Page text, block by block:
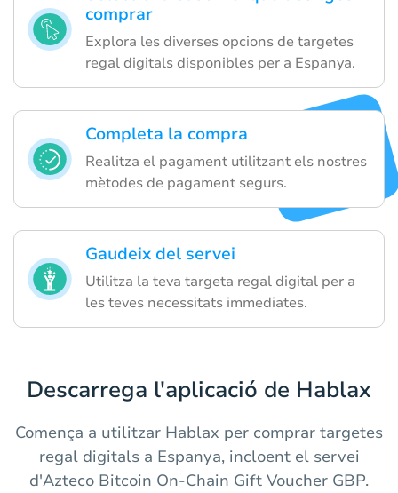
comprar
Explora les diverses opcions de targetes
regal digitals disponibles per a Espanya.
Completa la compra
Realitza el pagament utilitzant els nostres
mètodes de pagament segurs.
Gaudeix del servei
Utilitza la teva targeta regal digital per a
les teves necessitats immediates.
Descarrega l'aplicació de Hablax
Comença a utilitzar Hablax per comprar targetes
regal digitals a Espanya, incloent el servei
d'Azteco Bitcoin On-Chain Gift Voucher GBP.